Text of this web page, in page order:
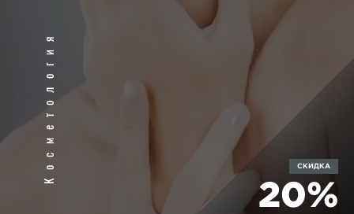
Косметология СКИДКА
20%